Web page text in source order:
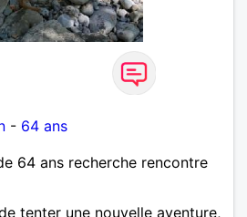
- 64 ans
64 ans recherche rencontre
tenter une nouvelle aventure,